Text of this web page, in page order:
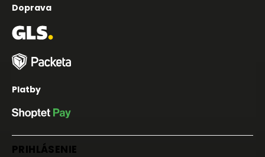
Doprava
Platby
PRIHLÁSENIE